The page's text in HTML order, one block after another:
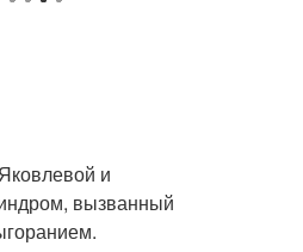
и
вызванный